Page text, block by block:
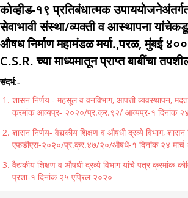
कोव्हीड-१९ प्रतिबंधात्मक
सेवाभावी संस्था/व्यक्ती व आस्थापना
औषध निर्माण महामंडळ मर्या.,परळ, मुंबई
C.S.R. च्या माध्यमातून प्राप्त बाबींचा
संदर्भ:-
शासन निर्णय - महसूल व वनविभाग, आपत्ती व्यवस्थापन,
क्रमांक आव्यप्र- २०२०/प्र.क्र.९२/ आव्यप्र-१ दिनांक २४
शासन निर्णय- वैद्यकीय शिक्षण व औषधी द्रव्ये विभाग,
एफडीएस-२०२०/प्र.क्र.४७/२०/औषधे-१ दिनांक २४ मार्च
वैद्यकीय शिक्षण व औषधी द्रव्ये विभाग यांचे पत्र क्रमांक-
प्रशा-१ दिनांक २५ एप्रिल २०२०